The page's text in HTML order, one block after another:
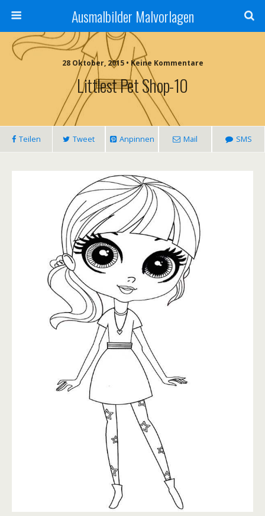
Ausmalbilder Malvorlagen
28 Oktober, 2015 • Keine Kommentare
Littlest Pet Shop-10
Teilen Tweet Anpinnen Mail SMS